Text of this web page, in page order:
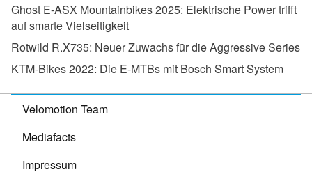
Ghost E-ASX Mountainbikes 2025: Elektrische Power trifft
auf smarte Vielseitigkeit
Rotwild R.X735: Neuer Zuwachs für die Aggressive Series
KTM-Bikes 2022: Die E-MTBs mit Bosch Smart System
Velomotion Team
Mediafacts
Impressum